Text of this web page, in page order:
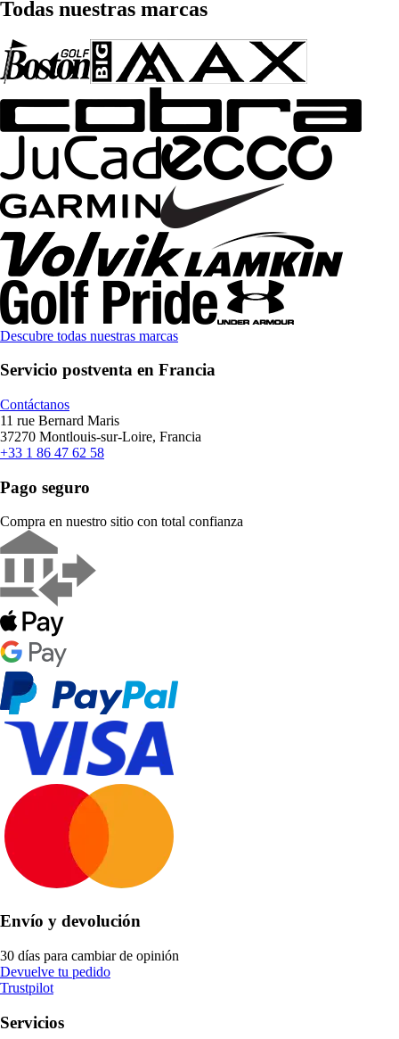
Todas nuestras marcas
Descubre todas nuestras marcas
Servicio postventa en Francia
Contáctanos
11 rue Bernard Maris
37270 Montlouis-sur-Loire, Francia
+33 1 86 47 62 58
Pago seguro
Compra en nuestro sitio con total confianza
Envío y devolución
30 días para cambiar de opinión
Devuelve tu pedido
Trustpilot
Servicios